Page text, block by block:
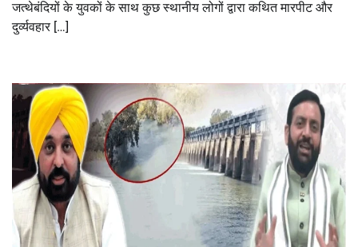
जत्थेबंदियों के युवकों के साथ कुछ स्थानीय लोगों द्वारा कथित मारपीट और
दुर्व्यवहार […]